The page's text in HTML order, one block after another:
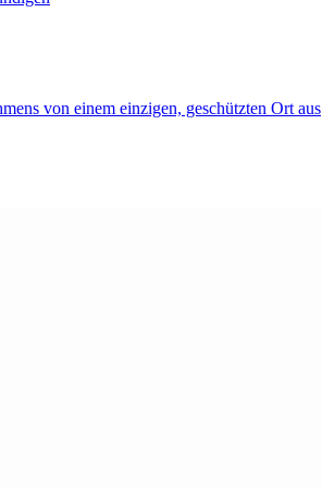
von einem einzigen, geschützten Ort aus